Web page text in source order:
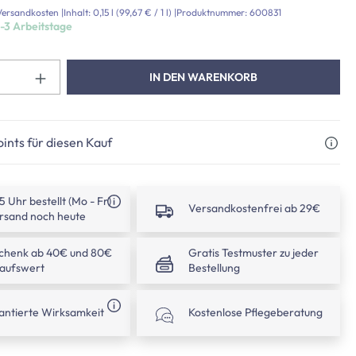
|Inhalt: 0,15 l (99,67 € / 1 l) |Produktnummer: 600831
3 Arbeitstage
Produkt Anzahl: Gib den
IN DEN WARENKORB
für diesen Kauf
Uhr bestellt (Mo - Fr)
noch heute
Versandkostenfrei ab 29€
ab 40€ und 80€
Gratis Testmuster zu jeder
Bestellung
Wirksamkeit Kostenlose Pflegeberatung